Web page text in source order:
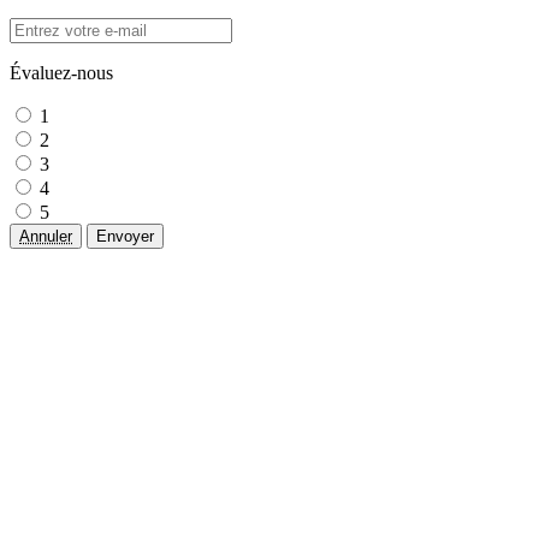
Évaluez-nous
1
2
3
4
5
Annuler Envoyer